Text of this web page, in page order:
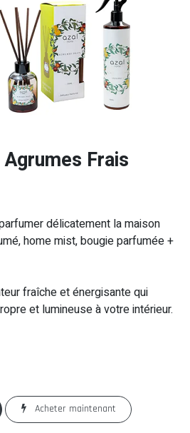
Frais
délicatement la maison
home mist, bougie parfumée +
fraîche et énergisante qui
et lumineuse à votre intérieur.
Acheter maintenant